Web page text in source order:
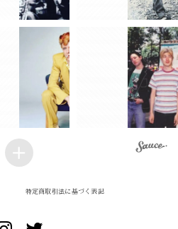
特定商取引法に基づく表記